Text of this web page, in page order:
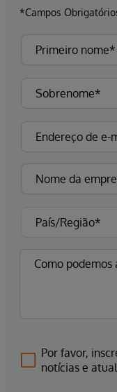
*Campos
Por favor,
notícias e